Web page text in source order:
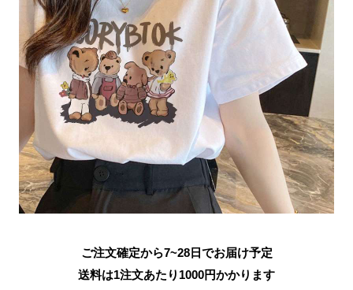
ご注文確定から7~28日でお届け予定
送料は1注文あたり 1000円かかります